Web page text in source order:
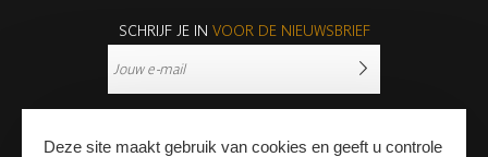
SCHRIJF JE IN VOOR DE NIEUWSBRIEF
Deze site maakt gebruik van cookies en geeft u controle